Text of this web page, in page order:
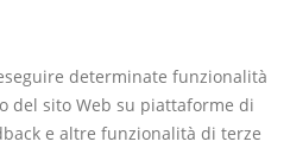
determinate funzionalità
del sito Web su piattaforme di
e altre funzionalità di terze